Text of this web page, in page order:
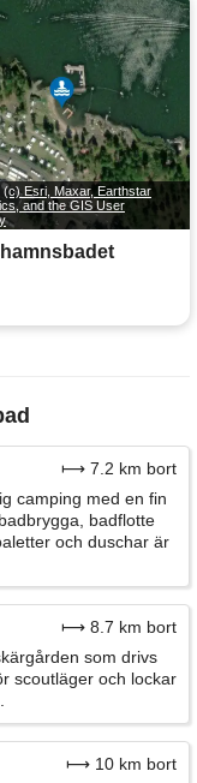
(c) Esri, Maxar, Earthstar
and the GIS User
⟼ 7.2 km bort
camping med en fin
badflotte
och duschar är
⟼ 8.7 km bort
som drivs
scoutläger och lockar
⟼ 10 km bort